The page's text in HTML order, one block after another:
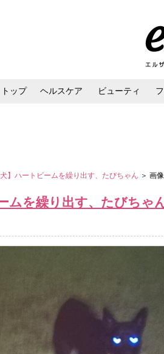
トップ ヘルスケア ビューティ
犬】ハートビームを繰り出す、たびちゃん ＞ 画
ムを繰り出す、たびちゃ